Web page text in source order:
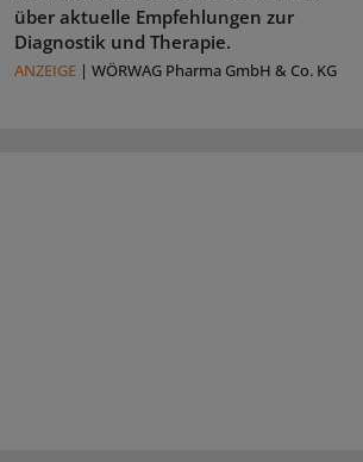
über aktuelle Empfehlungen zur
Diagnostik und Therapie.
ANZEIGE |WÖRWAG Pharma GmbH & Co. KG